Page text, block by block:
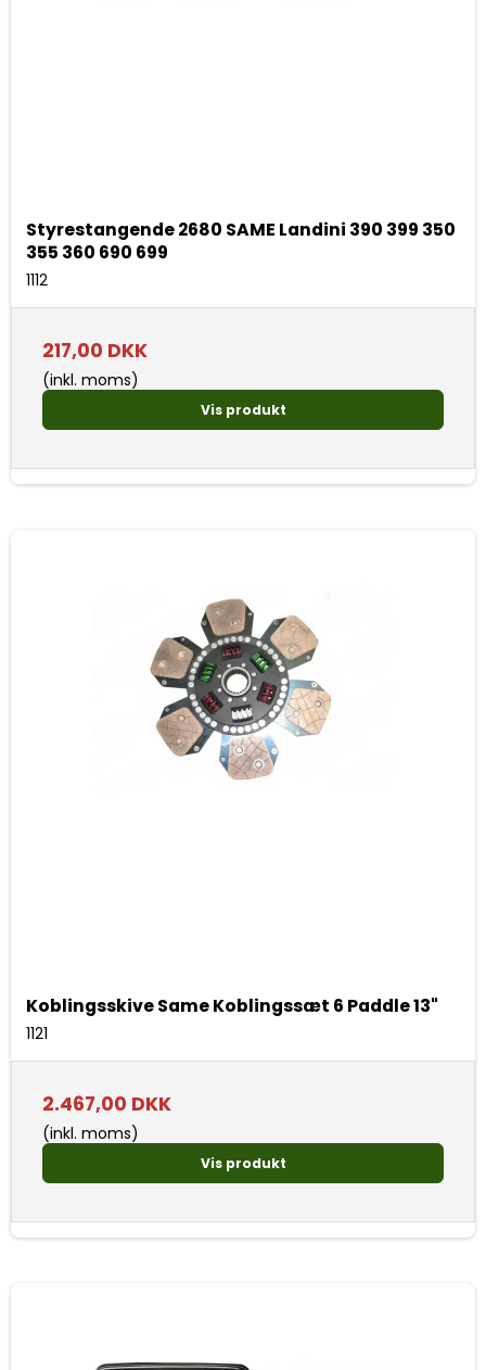
Styrestangende 2680 SAME Landini 390 399 350
355 360 690 699
1112
217,00 DKK
(inkl. moms)
Vis produkt
Koblingsskive Same Koblingssæt 6 Paddle 13"
1121
2.467,00 DKK
(inkl. moms)
Vis produkt